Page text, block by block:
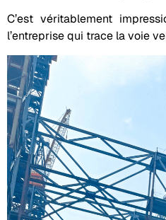
C’est véritablement
l’entreprise qui trace la voie